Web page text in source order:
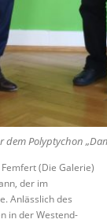
Polyptychon
(Die Galerie)
der im
Anlässlich des
in der Westend-